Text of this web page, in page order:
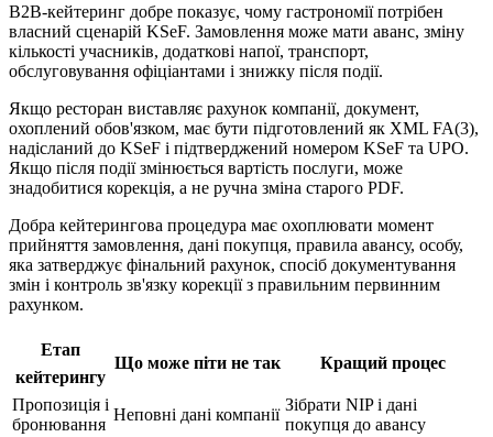
B2B-кейтеринг добре показує, чому гастрономії потрібен
власний сценарій KSeF. Замовлення може мати аванс, зміну
кількості учасників, додаткові напої, транспорт,
обслуговування офіціантами і знижку після події.
Якщо ресторан виставляє рахунок компанії, документ,
охоплений обов'язком, має бути підготовлений як XML FA(3),
надісланий до KSeF і підтверджений номером KSeF та UPO.
Якщо після події змінюється вартість послуги, може
знадобитися корекція, а не ручна зміна старого PDF.
Добра кейтерингова процедура має охоплювати момент
прийняття замовлення, дані покупця, правила авансу, особу,
яка затверджує фінальний рахунок, спосіб документування
змін і контроль зв'язку корекції з правильним первинним
рахунком.
Етап
кейтерингу
Що може піти не так Кращий процес
Пропозиція і
бронювання
Неповні дані компанії
Зібрати NIP і дані
покупця до авансу